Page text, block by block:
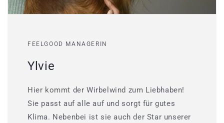
FEELGOOD MANAGERIN
Ylvie
Hier kommt der Wirbelwind zum Liebhaben!
Sie passt auf alle auf und sorgt für gutes
Klima. Nebenbei ist sie auch der Star unserer